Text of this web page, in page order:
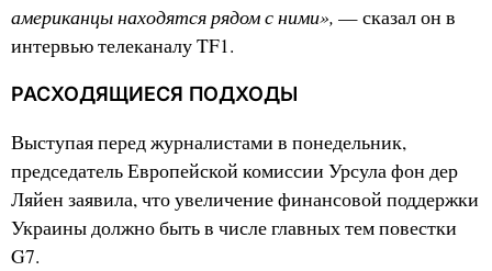
американцы находятся рядом с ними», — сказал он в
интервью телеканалу TF1.
РАСХОДЯЩИЕСЯ ПОДХОДЫ
Выступая перед журналистами в понедельник,
председатель Европейской комиссии Урсула фон дер
Ляйен заявила, что увеличение финансовой поддержки
Украины должно быть в числе главных тем повестки
G7.